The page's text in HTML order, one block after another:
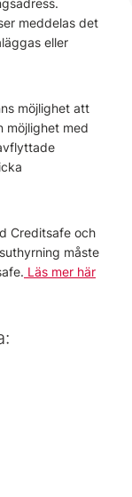
meddelas det
eller
möjlighet att
möjlighet med
Creditsafe och
måste
Läs mer här